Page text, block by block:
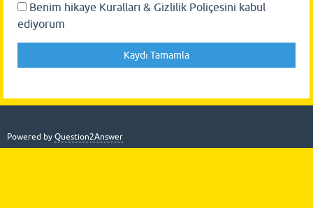
Benim hikaye Kuralları & Gizlilik Poliçesini kabul
ediyorum
Powered by Question2Answer